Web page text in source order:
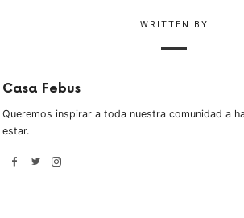
WRITTEN BY
Casa Febus
Queremos inspirar a toda nuestra comunidad a
estar.